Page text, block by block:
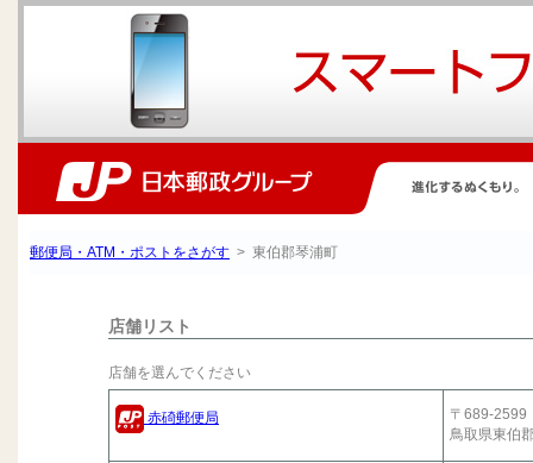
郵便局・ATM・ポストをさがす > 東伯郡琴浦町
店舗リスト
店舗を選んでください
赤碕郵便局
〒689-2599
鳥取県東伯